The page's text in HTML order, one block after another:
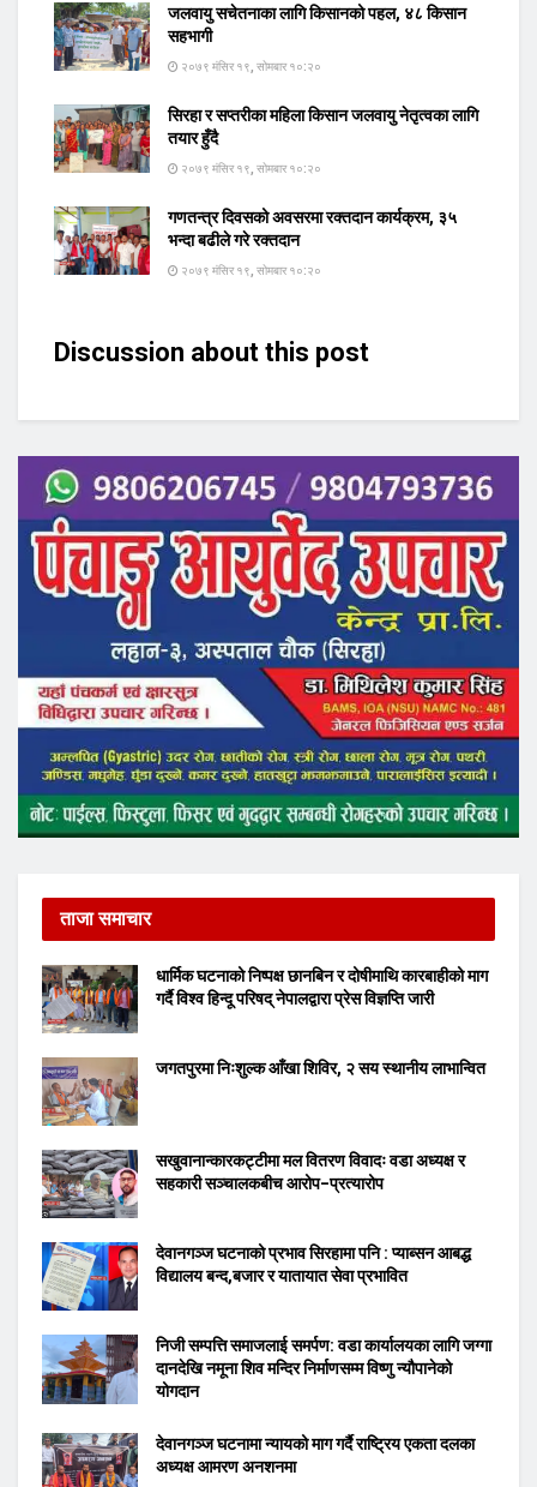
जलवायु सचेतनाका लागि किसानको पहल, ४८ किसान
सहभागी
२०७९ मंसिर १९, सोमबार १०:२०
सिरहा र सप्तरीका महिला किसान जलवायु नेतृत्वका लागि
तयार हुँदै
२०७९ मंसिर १९, सोमबार १०:२०
गणतन्त्र दिवसको अवसरमा रक्तदान कार्यक्रम, ३५
भन्दा बढीले गरे रक्तदान
२०७९ मंसिर १९, सोमबार १०:२०
Discussion about this post
ताजा समाचार
धार्मिक घटनाको निष्पक्ष छानबिन र दोषीमाथि कारबाहीको माग
गर्दै विश्व हिन्दू परिषद् नेपालद्वारा प्रेस विज्ञप्ति जारी
जगतपुरमा निःशुल्क आँखा शिविर, २ सय स्थानीय लाभान्वित
सखुवानान्कारकट्टीमा मल वितरण विवादः वडा अध्यक्ष र
सहकारी सञ्चालकबीच आरोप–प्रत्यारोप
देवानगञ्ज घटनाको प्रभाव सिरहामा पनि : प्याब्सन आबद्ध
विद्यालय बन्द,बजार र यातायात सेवा प्रभावित
निजी सम्पत्ति समाजलाई समर्पण: वडा कार्यालयका लागि जग्गा
दानदेखि नमूना शिव मन्दिर निर्माणसम्म विष्णु न्यौपानेको
योगदान
देवानगञ्ज घटनामा न्यायको माग गर्दै राष्ट्रिय एकता दलका
अध्यक्ष आमरण अनशनमा